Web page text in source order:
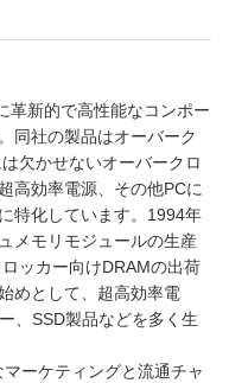
革新的で高性能なコンポー
同社の製品はオーバーク
欠かせないオーバークロ
高効率電源、その他PCに
特化しています。1994年
メモリモジュールの生産
ッカー向けDRAMの出荷
めとして、超高効率電
、SSD製品などを多く生
ーケティングと流通チャ